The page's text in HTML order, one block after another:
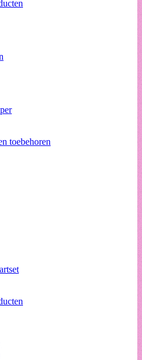
toebehoren